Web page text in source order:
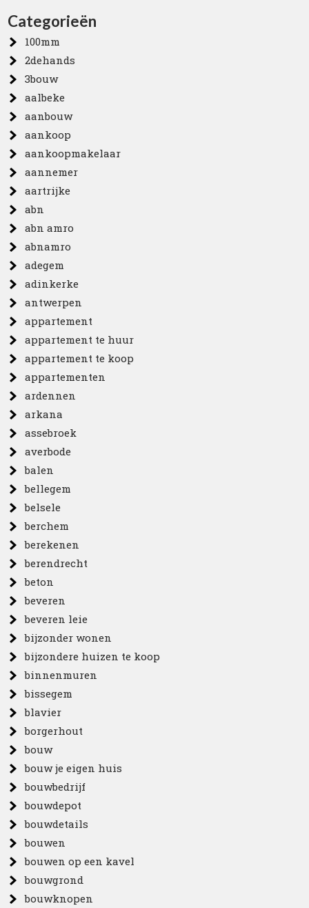
Categorieën
100mm
2dehands
3bouw
aalbeke
aanbouw
aankoop
aankoopmakelaar
aannemer
aartrijke
abn
abn amro
abnamro
adegem
adinkerke
antwerpen
appartement
appartement te huur
appartement te koop
appartementen
ardennen
arkana
assebroek
averbode
balen
bellegem
belsele
berchem
berekenen
berendrecht
beton
beveren
beveren leie
bijzonder wonen
bijzondere huizen te koop
binnenmuren
bissegem
blavier
borgerhout
bouw
bouw je eigen huis
bouwbedrijf
bouwdepot
bouwdetails
bouwen
bouwen op een kavel
bouwgrond
bouwknopen